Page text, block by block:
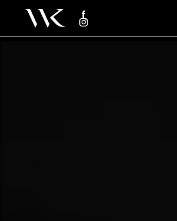
Panneau de gestion des cookies